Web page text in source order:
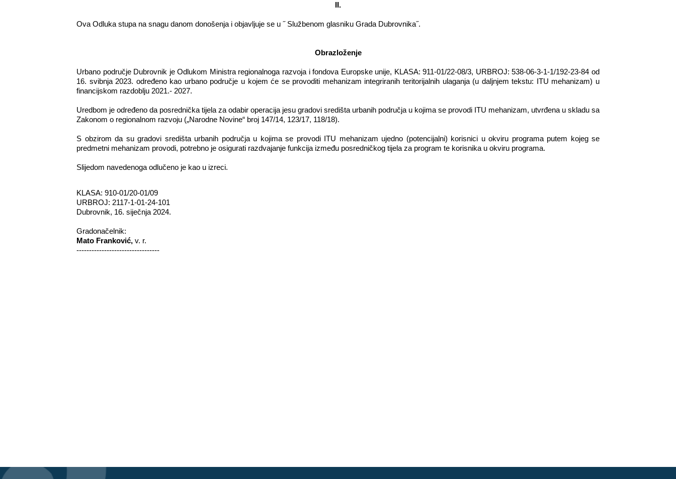
II.
Ova Odluka stupa na snagu danom donošenja i objavljuje se u ˝ Službenom glasniku Grada Dubrovnika˝.
Obrazloženje
Urbano područje Dubrovnik je Odlukom Ministra regionalnoga razvoja i fondova Europske unije, KLASA: 911-01/22-08/3, URBROJ: 538-06-3-1-1/192-23-84 od
16. svibnja 2023. određeno kao urbano područje u kojem će se provoditi mehanizam integriranih teritorijalnih ulaganja (u daljnjem tekstu: ITU mehanizam) u
financijskom razdoblju 2021.- 2027.
Uredbom je određeno da posrednička tijela za odabir operacija jesu gradovi središta urbanih područja u kojima se provodi ITU mehanizam, utvrđena u skladu sa
Zakonom o regionalnom razvoju („Narodne Novine“ broj 147/14, 123/17, 118/18).
S obzirom da su gradovi središta urbanih područja u kojima se provodi ITU mehanizam ujedno (potencijalni) korisnici u okviru programa putem kojeg se
predmetni mehanizam provodi, potrebno je osigurati razdvajanje funkcija između posredničkog tijela za program te korisnika u okviru programa.
Slijedom navedenoga odlučeno je kao u izreci.
KLASA: 910-01/20-01/09
URBROJ: 2117-1-01-24-101
Dubrovnik, 16. siječnja 2024.
Gradonačelnik:
Mato Franković, v. r.
---------------------------------